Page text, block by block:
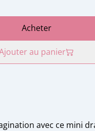
Acheter
au panier
avec ce mini